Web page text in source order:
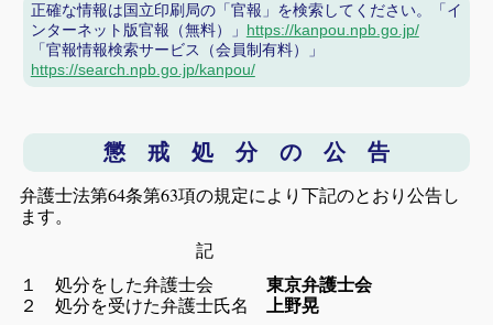
正確な情報は国立印刷局の「官報」を検索してください。「イ
ンターネット版官報（無料）」 https://kanpou.npb.go.jp/
「官報情報検索サービス（会員制有料）」
https://search.npb.go.jp/kanpou/
懲 戒 処 分 の 公 告
弁護士法第64条第63項の規定により下記のとおり公告し
ます。
記
１ 処分をした弁護士会
東京弁護士会
２ 処分を受けた弁護士氏名 上野晃